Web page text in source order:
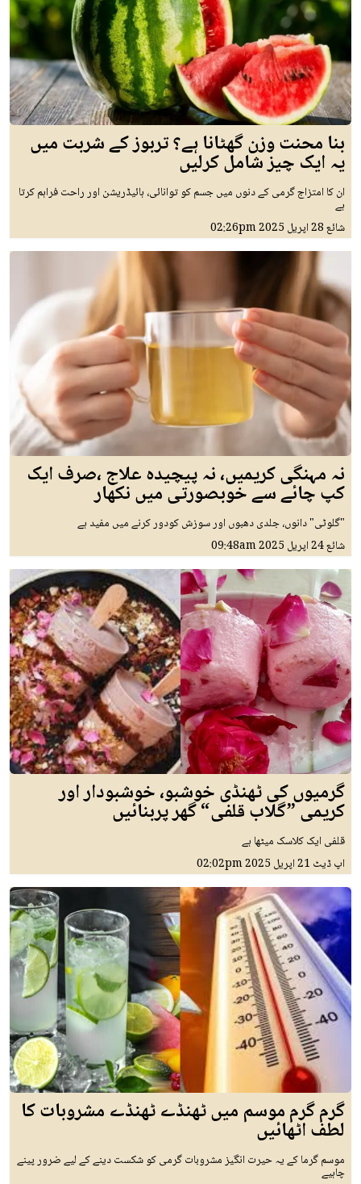
بنا محنت وزن گھٹانا ہے؟ تربوز کے شربت میں
یہ ایک چیز شامل کرلیں
ان کا امتزاج گرمی کے دنوں میں جسم کو توانائی، ہائیڈریشن اور راحت فراہم کرتا
ہے
شائع28 اپريل 2025 02:26pm
نہ مہنگی کریمیں، نہ پیچیدہ علاج ،صرف ایک
کپ چائے سے خوبصورتی میں نکھار
"گلوٹی" دانوں، جلدی دھبوں اور سوزش کودور کرنے میں مفید ہے
شائع24 اپريل 2025 09:48am
گرمیوں کی ٹھنڈی خوشبو، خوشبودار اور
کریمی ”گلاب قلفی“ گھر پربنائیں
قلفی ایک کلاسک میٹھا ہے
اپ ڈیٹ 21 اپريل 2025 02:02pm
گرم گرم موسم میں ٹھنڈے ٹھنڈے مشروبات کا
لطف اٹھائیں
موسم گرما کے یہ حیرت انگیز مشروبات گرمی کو شکست دینے کے لیے ضرور پینے
چاہیے